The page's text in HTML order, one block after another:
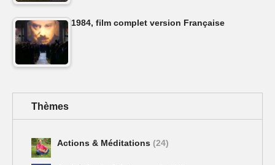
1984, film complet version Française
Thèmes
Actions & Méditations (24)